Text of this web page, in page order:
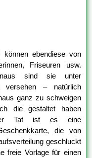
ebendiese von
Friseuren usw.
sind sie unter
versehen – natürlich
ganz zu schweigen
die gestaltet haben
der Tat ist es eine
die von
geschluckt
freie Vorlage für einen